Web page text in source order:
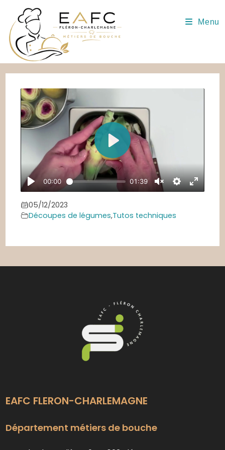
content
Menu
05/12/2023
Découpes de légumes,Tutos techniques
EAFC FLERON-CHARLEMAGNE
Département métiers de bouche